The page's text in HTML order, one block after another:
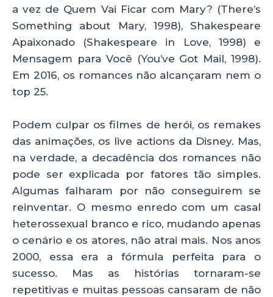
a vez de Quem Vai Ficar com Mary? (There’s
Something about Mary, 1998), Shakespeare
Apaixonado (Shakespeare in Love, 1998) e
Mensagem para Você (You’ve Got Mail, 1998).
Em 2016, os romances não alcançaram nem o
top 25.
Podem culpar os filmes de herói, os remakes
das animações, os live actions da Disney. Mas,
na verdade, a decadência dos romances não
pode ser explicada por fatores tão simples.
Algumas falharam por não conseguirem se
reinventar. O mesmo enredo com um casal
heterossexual branco e rico, mudando apenas
o cenário e os atores, não atrai mais. Nos anos
2000, essa era a fórmula perfeita para o
sucesso. Mas as histórias tornaram-se
repetitivas e muitas pessoas cansaram de não